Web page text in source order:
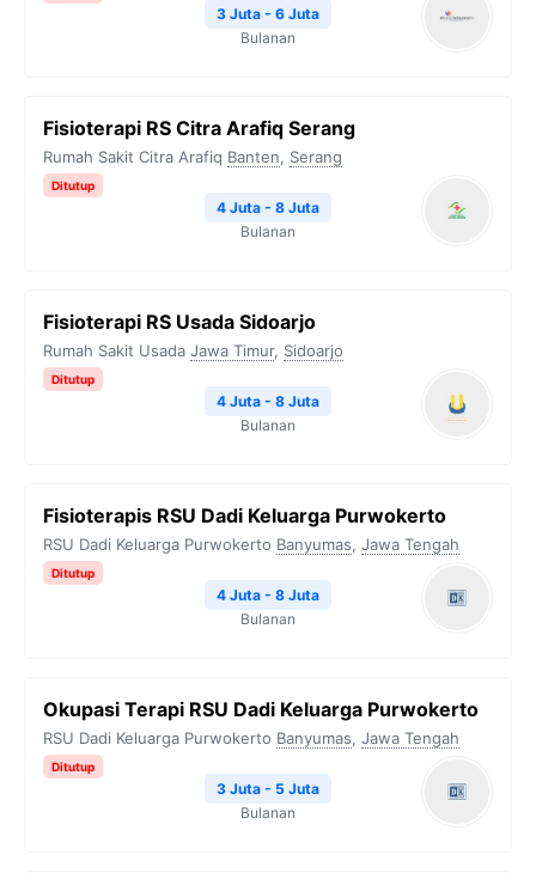
3 Juta - 6 Juta
Bulanan
Fisioterapi RS Citra Arafiq Serang
Rumah Sakit Citra Arafiq Banten, Serang
Ditutup
4 Juta - 8 Juta
Bulanan
Fisioterapi RS Usada Sidoarjo
Rumah Sakit Usada Jawa Timur, Sidoarjo
Ditutup
4 Juta - 8 Juta
Bulanan
Fisioterapis RSU Dadi Keluarga Purwokerto
RSU Dadi Keluarga Purwokerto Banyumas, Jawa Tengah
Ditutup
4 Juta - 8 Juta
Bulanan
⁠Okupasi Terapi RSU Dadi Keluarga Purwokerto
RSU Dadi Keluarga Purwokerto Banyumas, Jawa Tengah
Ditutup
3 Juta - 5 Juta
Bulanan